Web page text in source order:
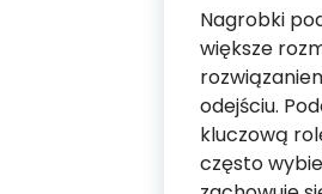
Nagrobki
większe
odejściu.
kluczową
często